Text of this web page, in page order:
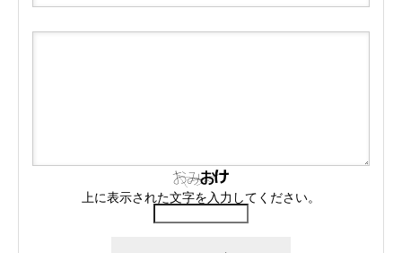
上に表示された文字を入力してください。